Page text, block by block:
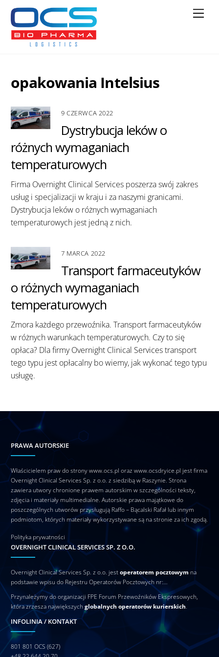
Skip
content
opakowania Intelsius
9 CZERWCA 2022
Dystrybucja leków o
różnych wymaganiach
temperaturowych
Firma Overnight Clinical Services poszerza swój zakres
usług i specjalizacji w kraju i za naszymi granicami.
Dystrybucja leków o różnych wymaganiach
temperaturowych jest jedną z nich.
7 MARCA 2022
Transport farmaceutyków
o różnych wymaganiach
temperaturowych
Zmora każdego przewoźnika. Transport farmaceutyków
w różnych warunkach temperaturowych. Czy to się
opłaca? Dla firmy Overnight Clinical Services transport
tego typu jest opłacalny bo wiemy, jak wykonać tego typu
usługę.
PRAWA AUTORSKIE
Właścicielem praw do strony www.ocs.pl oraz www.ocsdryice.pl jest firma
Overnight Clinical Services Sp. z o.o. z siedzibą w Raszynie. Strona
zawiera utwory chronione prawem autorskim w szczególności teksty,
zdjęcia i materiały multimedialne. Autorskie prawa majątkowe do
poszczególnych utworów przysługują Raffo – Bącalski Rafał lub innym
podmiotom, których materiały wykorzystywane są na stronie za ich zgodą.
Polityka prywatności
OVERNIGHT CLINICAL SERVICES SP. Z O.O.
Overnight Clinical Services Sp. z o.o. jestoperatorem pocztowym na
podstawie wpisu do Rejestru Operatorów Pocztowych nr:…
Przynależymy do organizacji FPE Forum Przewoźników Ekspresowych,
która zrzesza największychglobalnych operatorów kurierskich.
INFOLINIA / KONTAKT
801 801 OCS (627)